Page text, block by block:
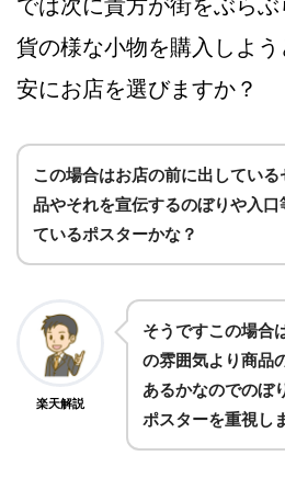
貨の様な小物を購入しよ
安にお店を選びますか？
この場合はお店の前に出している
品やそれを宣伝するのぼりや入口
ているポスターかな？
楽天解説
そうですこの場合
の雰囲気より商品
あるかなのでのぼ
ポスターを重視し